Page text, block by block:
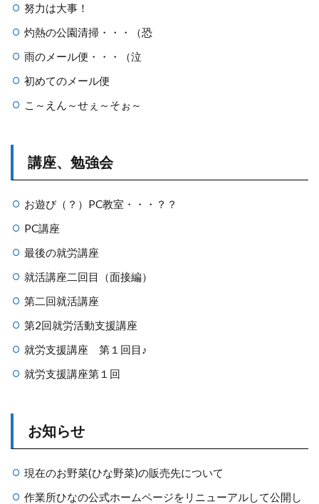
努力は大事！
灼熱の公園清掃・・・（恐
雨のメール便・・・（泣
初めてのメール便
こ～えん～せぇ～そぉ～
講座、勉強会
お遊び（？）PC教室・・・？？
PC講座
最後の就労講座
就活講座二回目（面接編）
第二回就活講座
第2回就労活動支援講座
就労支援講座 第１回目♪
就労支援講座第１回
お知らせ
現在のお野菜(ひな野菜)の販売先について
作業所ひなの公式ホームページをリニューアルして公開し